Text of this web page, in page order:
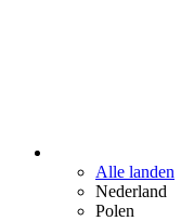
Alle landen
Nederland
Polen